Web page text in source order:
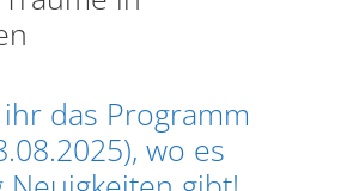
das Programm
wo es